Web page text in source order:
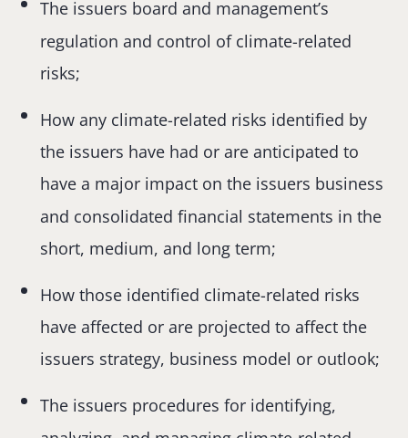
The issuers board and management’s
regulation and control of climate-related
risks;
How any climate-related risks identified by
the issuers have had or are anticipated to
have a major impact on the issuers business
and consolidated financial statements in the
short, medium, and long term;
How those identified climate-related risks
have affected or are projected to affect the
issuers strategy, business model or outlook;
The issuers procedures for identifying,